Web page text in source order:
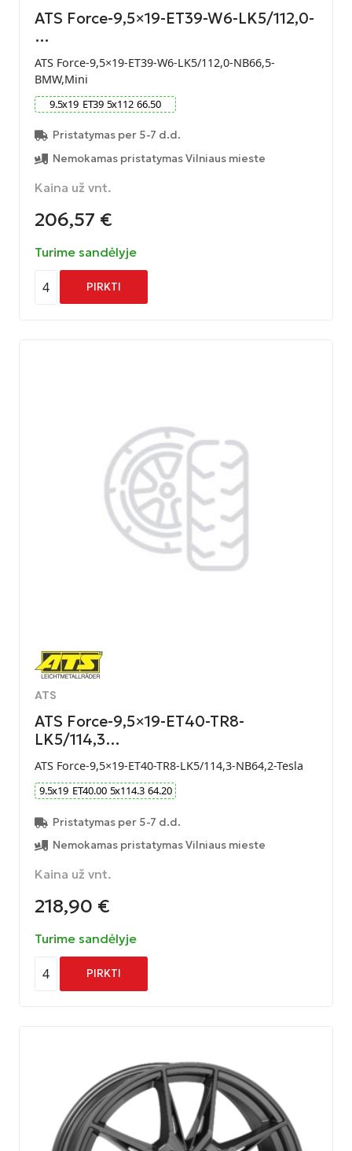
ATS Force-9,5×19-ET39-W6-LK5/112,0-
…
ATS Force-9,5×19-ET39-W6-LK5/112,0-NB66,5-
BMW,Mini
9.5x19 ET39 5x112 66.50
Pristatymas per 5-7 d.d.
Nemokamas pristatymas Vilniaus mieste
Kaina už vnt.
206,57 €
Turime sandėlyje
4 PIRKTI
ATS
ATS Force-9,5×19-ET40-TR8-
LK5/114,3…
ATS Force-9,5×19-ET40-TR8-LK5/114,3-NB64,2-Tesla
9.5x19 ET40.00 5x114.3 64.20
Pristatymas per 5-7 d.d.
Nemokamas pristatymas Vilniaus mieste
Kaina už vnt.
218,90 €
Turime sandėlyje
4 PIRKTI